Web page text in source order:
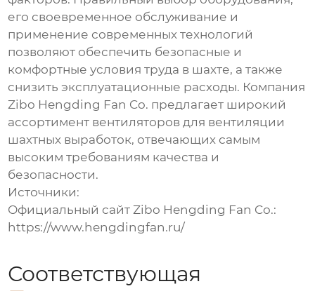
его своевременное обслуживание и
применение современных технологий
позволяют обеспечить безопасные и
комфортные условия труда в шахте, а также
снизить эксплуатационные расходы. Компания
Zibo Hengding Fan Co. предлагает широкий
ассортимент вентиляторов для вентиляции
шахтных выработок, отвечающих самым
высоким требованиям качества и
безопасности.
Источники:
Официальный сайт Zibo Hengding Fan Co.:
https://www.hengdingfan.ru/
Соответствующая